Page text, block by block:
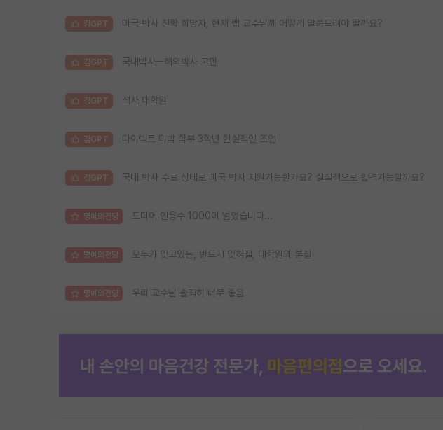
김GPT 미국 박사 진학 희망자, 현재 랩 교수님께 어떻게 말씀드려야 할까요?
김GPT 국내박사ㅡ해외박사 고민
김GPT 석사 대학원
김GPT 다이렉트 미박 학부 3학년 현실적인 조언
김GPT 국내 박사 수료 상태로 미국 박사 지원가능한가요? 실질적으로 합격가능할까요?
명예의전당 드디어 인용수 1000이 넘었습니다...
명예의전당 모두가 잊고있는, 반드시 잊혀질, 대학원의 본질
명예의전당 우리 교수님 솔직히 너무 좋음